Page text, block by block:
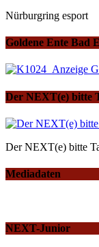
Nürburgring esport
Goldene Ente Bad
Der NEXT(e) bitte
Der NEXT(e) bitte
Mediadaten
NEXT-Junior